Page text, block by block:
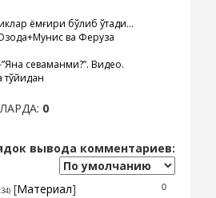
ёмғири бўлиб ўтади...
ва Феруза
севаманми?”. Видео.
0
вывода комментариев:
0
[Материал]